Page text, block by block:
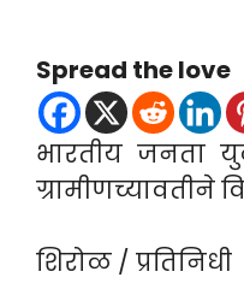
Spread the love
भारतीय जनता
ग्रामीणच्यावतीने
शिरोळ / प्रतिनिधी